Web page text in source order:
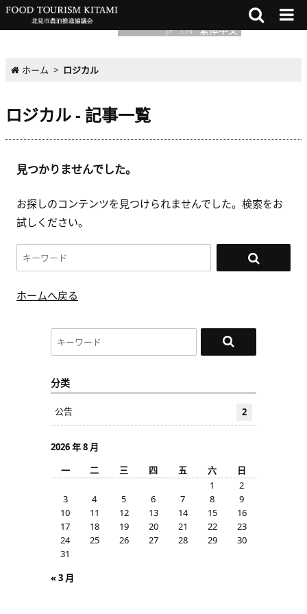
JP EN 繁体中文
ホーム > ロジカル
ロジカル - 記事一覧
見つかりませんでした。
お探しのコンテンツを見つけられませんでした。検索をお
試しください。
ホームへ戻る
分类
公告 2
2026 年 8 月
一
二 三 四 五 六
日
1
2
3
4 5 6 7 8
9
10
11 12 13 14 15
16
17
18 19 20 21 22
23
24
25 26 27 28 29
30
31
« 3 月